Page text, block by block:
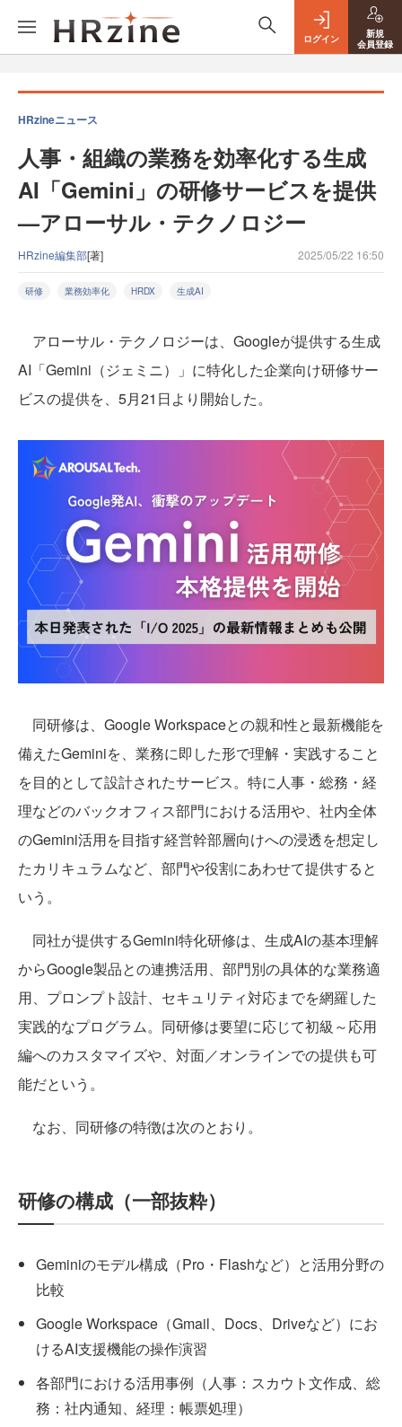
ログイン
新規
会員登録
HRzineニュース
人事・組織の業務を効率化する生成
AI「Gemini」の研修サービスを提供
—アローサル・テクノロジー
HRzine編集部[著] 2025/05/22 16:50
研修 業務効率化 HRDX 生成AI
アローサル・テクノロジーは、Googleが提供する生成
AI「Gemini（ジェミニ）」に特化した企業向け研修サー
ビスの提供を、5月21日より開始した。
同研修は、Google Workspaceとの親和性と最新機能を
備えたGeminiを、業務に即した形で理解・実践すること
を目的として設計されたサービス。特に人事・総務・経
理などのバックオフィス部門における活用や、社内全体
のGemini活用を目指す経営幹部層向けへの浸透を想定し
たカリキュラムなど、部門や役割にあわせて提供すると
いう。
同社が提供するGemini特化研修は、生成AIの基本理解
からGoogle製品との連携活用、部門別の具体的な業務適
用、プロンプト設計、セキュリティ対応までを網羅した
実践的なプログラム。同研修は要望に応じて初級～応用
編へのカスタマイズや、対面／オンラインでの提供も可
能だという。
なお、同研修の特徴は次のとおり。
研修の構成（一部抜粋）
Geminiのモデル構成（Pro・Flashなど）と活用分野の
比較
Google Workspace（Gmail、Docs、Driveなど）にお
けるAI支援機能の操作演習
各部門における活用事例（人事：スカウト文作成、総
務：社内通知、経理：帳票処理）